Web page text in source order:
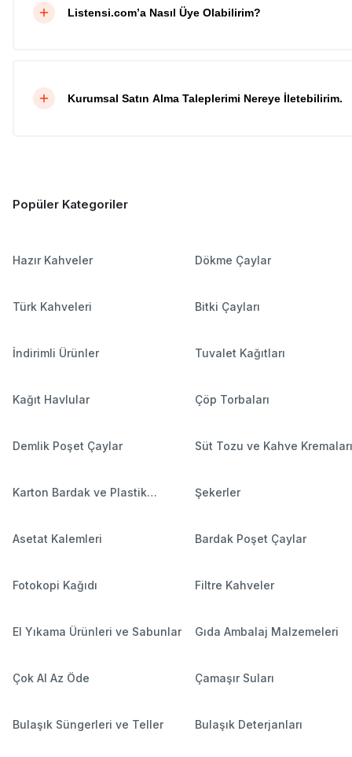
Listensi.com’a Nasıl Üye Olabilirim?
Kurumsal Satın Alma Taleplerimi Nereye İletebilirim.
Popüler Kategoriler
Hazır Kahveler Dökme Çaylar
Türk Kahveleri Bitki Çayları
İndirimli Ürünler Tuvalet Kağıtları
Kağıt Havlular Çöp Torbaları
Demlik Poşet Çaylar Süt Tozu ve Kahve Kremaları
Karton Bardak ve Plastik
Şekerler
Asetat Kalemleri Bardak Poşet Çaylar
Fotokopi Kağıdı Filtre Kahveler
El Yıkama Ürünleri ve Sabunlar Gıda Ambalaj Malzemeleri
Çok Al Az Öde Çamaşır Suları
Bulaşık Süngerleri ve Teller Bulaşık Deterjanları